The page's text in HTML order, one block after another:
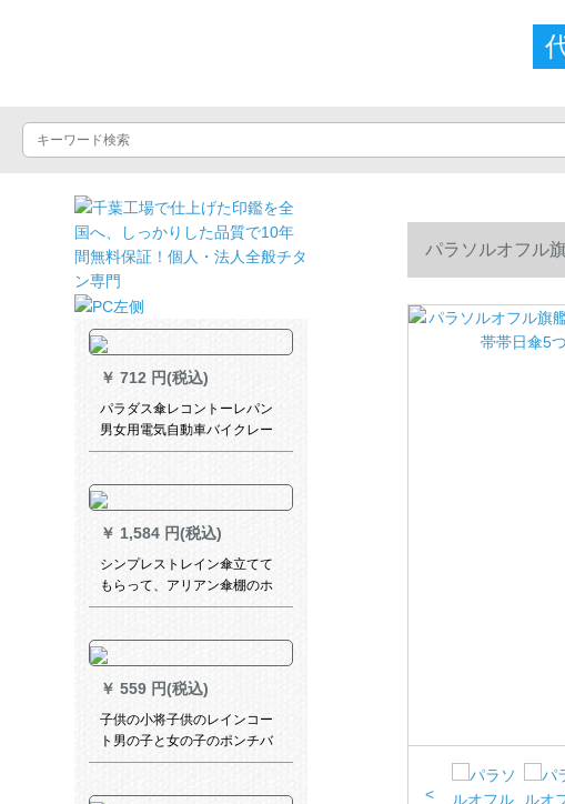
￥ 712 円(税込)
パラダス傘レコントーレパン
男女用電気自動車バイクレー
ス2 A特蔵青Lセイズ
￥ 1,584 円(税込)
シンプレストレイン傘立てて
もらって、アリアン傘棚のホ
テルビホーム創意的な傘を立
￥ 559 円(税込)
子供の小将子供のレインコー
ト男の子と女の子のポンチバ
ーキング付防水小学生の薄い
パラソルオフル
<